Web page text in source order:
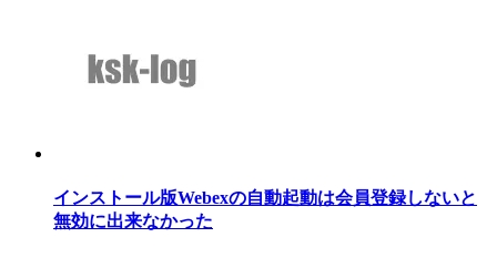
インストール版Webexの自動起動は会員登録しないと
無効に出来なかった